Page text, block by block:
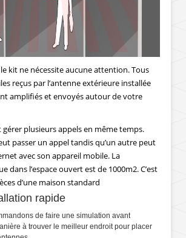
kit ne nécessite aucune attention. Tous
reçus par l’antenne extérieure installée
amplifiés et envoyés autour de votre
plusieurs appels en même temps.
passer un appel tandis qu’un autre peut
avec son appareil mobile. La
dans l’espace ouvert est de 1000m2. C’est
d’une maison standard
rapide
de faire une simulation avant
à trouver le meilleur endroit pour placer